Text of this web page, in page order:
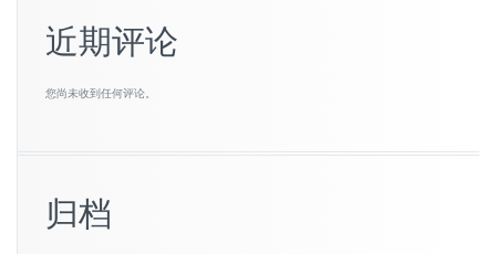
近期评论
您尚未收到任何评论。
归档